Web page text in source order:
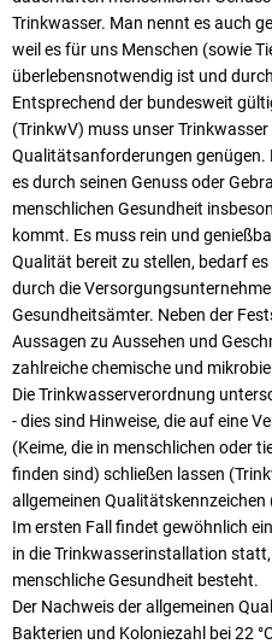
Trinkwasser. Man nennt es auch
weil es für uns Menschen (sowie
überlebensnotwendig ist und
Entsprechend der bundesweit
(TrinkwV) muss unser Trinkwasser
Qualitätsanforderungen genügen.
es durch seinen Genuss oder
menschlichen Gesundheit
kommt. Es muss rein und
Qualität bereit zu stellen, bedarf
durch die
Gesundheitsämter. Neben der
Aussagen zu Aussehen und
zahlreiche chemische und
Die Trinkwasserverordnung
- dies sind Hinweise, die auf eine
(Keime, die in menschlichen oder
finden sind) schließen lassen
allgemeinen Qualitätskennzeichen
Im ersten Fall findet gewöhnlich
in die Trinkwasserinstallation
menschliche Gesundheit besteht.
Der Nachweis der allgemeinen
Bakterien und Koloniezahl bei 22